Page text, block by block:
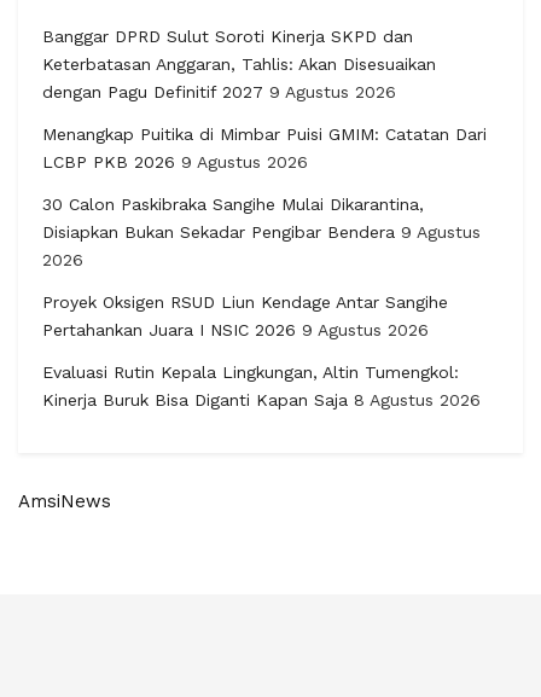
Banggar DPRD Sulut Soroti Kinerja SKPD dan
Keterbatasan Anggaran, Tahlis: Akan Disesuaikan
dengan Pagu Definitif 2027 9 Agustus 2026
Menangkap Puitika di Mimbar Puisi GMIM: Catatan Dari
LCBP PKB 2026 9 Agustus 2026
30 Calon Paskibraka Sangihe Mulai Dikarantina,
Disiapkan Bukan Sekadar Pengibar Bendera 9 Agustus
2026
Proyek Oksigen RSUD Liun Kendage Antar Sangihe
Pertahankan Juara I NSIC 2026 9 Agustus 2026
Evaluasi Rutin Kepala Lingkungan, Altin Tumengkol:
Kinerja Buruk Bisa Diganti Kapan Saja 8 Agustus 2026
AmsiNews